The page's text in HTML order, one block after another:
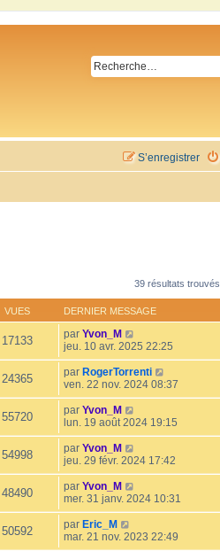
S’enregistrer
39 résultats trouvés
VUES DERNIER MESSAGE
17133 par Yvon_M
jeu. 10 avr. 2025 22:25
24365 par RogerTorrenti
ven. 22 nov. 2024 08:37
55720 par Yvon_M
lun. 19 août 2024 19:15
54998 par Yvon_M
jeu. 29 févr. 2024 17:42
48490 par Yvon_M
mer. 31 janv. 2024 10:31
50592 par Eric_M
mar. 21 nov. 2023 22:49